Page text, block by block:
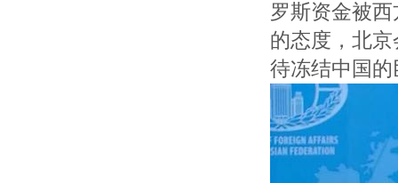
罗斯资金被
的态度，北
待冻结中国